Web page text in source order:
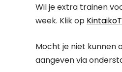
Wil je extra trainen
week. Klik op
Mocht je niet kunnen
aangeven via